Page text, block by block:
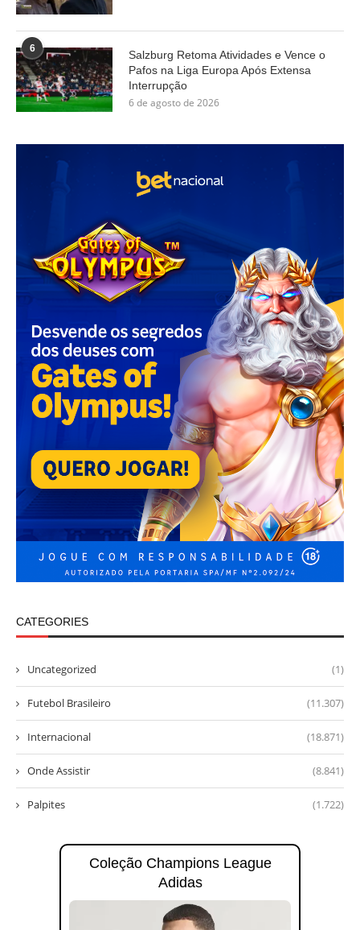
6
Salzburg Retoma Atividades e Vence o
Pafos na Liga Europa Após Extensa
Interrupção
6 de agosto de 2026
CATEGORIES
Uncategorized (1)
Futebol Brasileiro (11.307)
Internacional (18.871)
Onde Assistir (8.841)
Palpites (1.722)
Coleção Champions League
Adidas